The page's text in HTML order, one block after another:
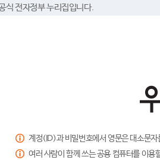
식 전자정부 누리집입니다.
계정(ID)과 비밀번호에서 영문은 대소문
여러 사람이 함께 쓰는 공용 컴퓨터를 이